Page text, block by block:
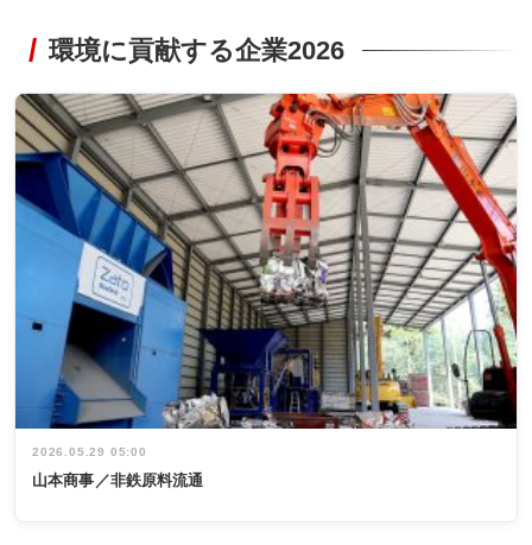
環境に貢献する企業2026
2026.05.29 05:00
山本商事／非鉄原料流通